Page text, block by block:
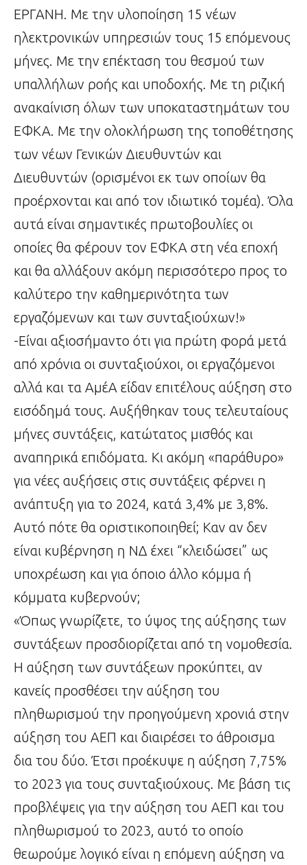
ΕΡΓΑΝΗ. Με την υλοποίηση 15 νέων
ηλεκτρονικών υπηρεσιών τους 15 επόμενους
μήνες. Με την επέκταση του θεσμού των
υπαλλήλων ροής και υποδοχής. Με τη ριζική
ανακαίνιση όλων των υποκαταστημάτων του
ΕΦΚΑ. Με την ολοκλήρωση της τοποθέτησης
των νέων Γενικών Διευθυντών και
Διευθυντών (ορισμένοι εκ των οποίων θα
προέρχονται και από τον ιδιωτικό τομέα). Όλα
αυτά είναι σημαντικές πρωτοβουλίες οι
οποίες θα φέρουν τον ΕΦΚΑ στη νέα εποχή
και θα αλλάξουν ακόμη περισσότερο προς το
καλύτερο την καθημερινότητα των
εργαζόμενων και των συνταξιούχων!»
-Είναι αξιοσήμαντο ότι για πρώτη φορά μετά
από χρόνια οι συνταξιούχοι, οι εργαζόμενοι
αλλά και τα ΑμέΑ είδαν επιτέλους αύξηση στο
εισόδημά τους. Αυξήθηκαν τους τελευταίους
μήνες συντάξεις, κατώτατος μισθός και
αναπηρικά επιδόματα. Κι ακόμη «παράθυρο»
για νέες αυξήσεις στις συντάξεις φέρνει η
ανάπτυξη για το 2024, κατά 3,4% με 3,8%.
Αυτό πότε θα οριστικοποιηθεί; Καν αν δεν
είναι κυβέρνηση η ΝΔ έχει “κλειδώσει” ως
υποχρέωση και για όποιο άλλο κόμμα ή
κόμματα κυβερνούν;
«Όπως γνωρίζετε, το ύψος της αύξησης των
συντάξεων προσδιορίζεται από τη νομοθεσία.
Η αύξηση των συντάξεων προκύπτει, αν
κανείς προσθέσει την αύξηση του
πληθωρισμού την προηγούμενη χρονιά στην
αύξηση του ΑΕΠ και διαιρέσει το άθροισμα
δια του δύο. Έτσι προέκυψε η αύξηση 7,75%
το 2023 για τους συνταξιούχους. Με βάση τις
προβλέψεις για την αύξηση του ΑΕΠ και του
πληθωρισμού το 2023, αυτό το οποίο
θεωρούμε λογικό είναι η επόμενη αύξηση να